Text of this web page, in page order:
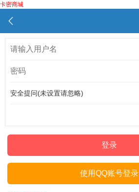
卡密商城
安全提问(未设置请忽略)
登录
使用QQ账号登录